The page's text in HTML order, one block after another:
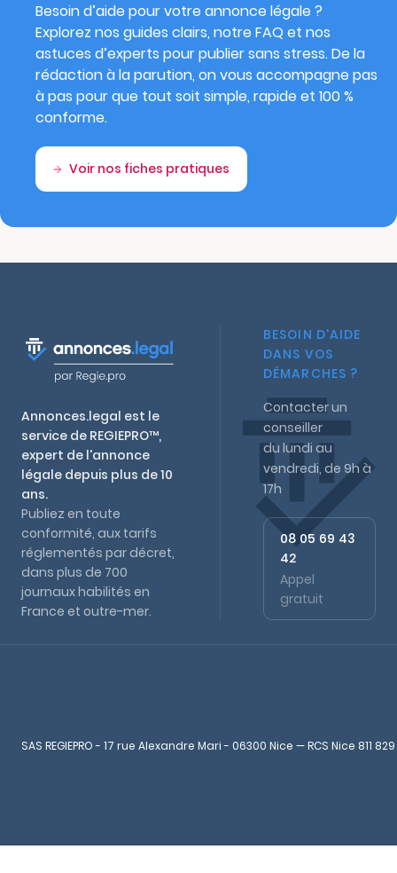
Besoin d’aide pour votre annonce légale ?
Explorez nos guides clairs, notre FAQ et nos
astuces d’experts pour publier sans stress. De la
rédaction à la parution, on vous accompagne pas
à pas pour que tout soit simple, rapide et 100 %
conforme.
Voir nos fiches pratiques
Annonces.legal est le
service de REGIEPRO™,
expert de l'annonce
légale depuis plus de 10
ans.
Publiez en toute
conformité, aux tarifs
réglementés par décret,
dans plus de 700
journaux habilités en
France et outre-mer.
BESOIN D'AIDE
DANS VOS
DÉMARCHES ?
Contacter un
conseiller
du lundi au
vendredi, de 9h à
17h
08 05 69 43
42
Appel
gratuit
SAS REGIEPRO - 17 rue Alexandre Mari - 06300 Nice — RCS Nice 811